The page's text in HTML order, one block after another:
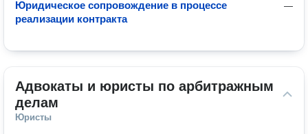
—
Юридическое сопровождение в процессе
реализации контракта
Адвокаты и юристы по арбитражным
делам
Юристы